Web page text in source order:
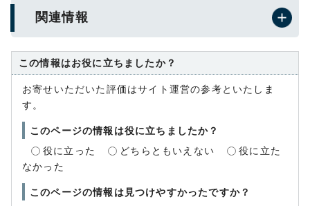
関連情報
この情報はお役に立ちましたか？
お寄せいただいた評価はサイト運営の参考といたしま
す。
このページの情報は役に立ちましたか？
役に立った
どちらともいえない
役に立た
なかった
このページの情報は見つけやすかったですか？